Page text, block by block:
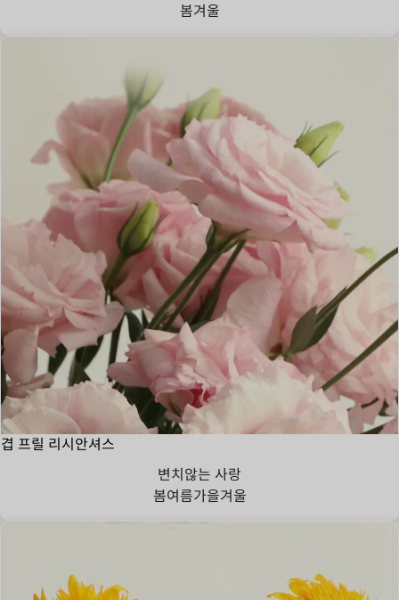
봄겨울
겹 프릴 리시안셔스
변치않는 사랑
봄여름가을겨울